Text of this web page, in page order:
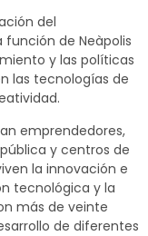
del
función de Neàpolis
y las políticas
las tecnologías de
emprendedores,
y centros de
la innovación e
tecnológica y la
más de veinte
de diferentes